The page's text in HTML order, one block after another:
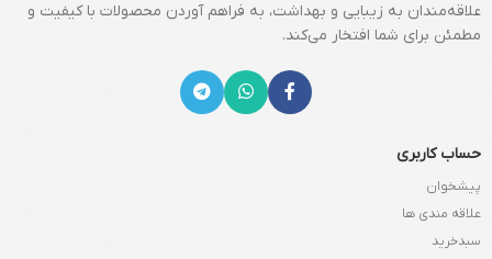
علاقه‌مندان به زیبایی و بهداشت، به فراهم آوردن محصولات با کیفیت و
مطمئن برای شما افتخار می‌کند.
حساب کاربری
پیشخوان
علاقه مندی ها
سبدخرید